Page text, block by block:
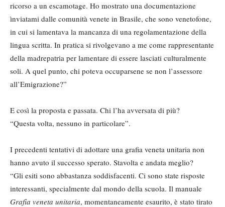
ricorso a un escamotage. Ho mostrato una documentazione
ìnviatami dalle comunità venete in Brasile, che sono venetofone,
in cui si lamentava la mancanza di una regolamentazione della
lingua scritta. In pratica si rivolgevano a me come rappresentante
della madrepatria per lamentare di essere lasciati culturalmente
soli. A quel punto, chi poteva occuparsene se non l’assessore
all’Emigrazione?”
E così la proposta e passata. Chi l’ha avversata di più?
“Questa volta, nessuno in particolare”.
I precedenti tentativi di adottare una grafia veneta unitaria non
hanno avuto il successo sperato. Stavolta e andata meglio?
“Gli esiti sono abbastanza soddisfacenti. Ci sono state risposte
interessanti, specialmente dal mondo della scuola. Il manuale
Grafìa veneta unitaria, momentaneamente esaurito, è stato tirato